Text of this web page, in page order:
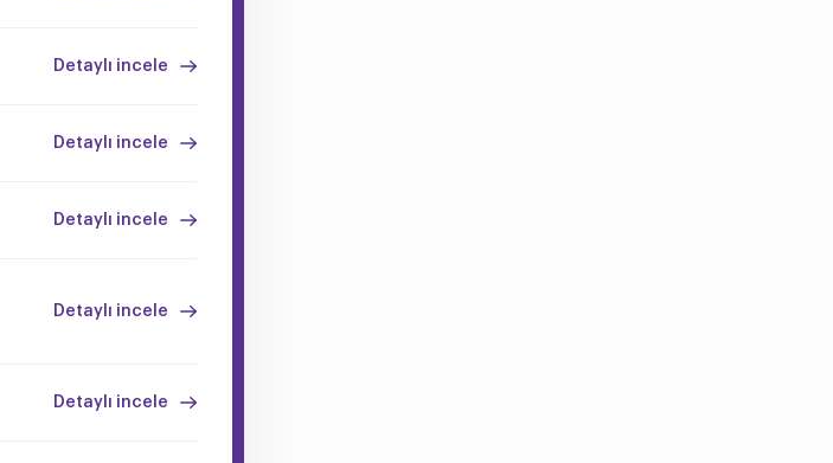
Detaylı incele
Detaylı incele
Detaylı incele
Detaylı incele
Detaylı incele